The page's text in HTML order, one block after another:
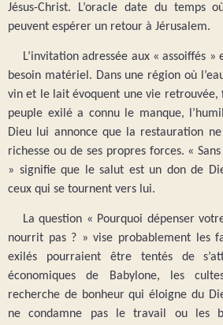
Jésus-Christ. L’oracle date du temps
peuvent espérer un retour à Jérusalem.
L’invitation adressée aux « assoiffés »
besoin matériel. Dans une région où
vin et le lait évoquent une vie retrouvée,
peuple exilé a connu le manque,
Dieu lui annonce que la restauration
richesse ou de ses propres forces. «
» signifie que le salut est un don de
ceux qui se tournent vers lui.
La question « Pourquoi dépenser
nourrit pas ? » vise probablement les
exilés pourraient être tentés de
économiques de Babylone, les
recherche de bonheur qui éloigne du
ne condamne pas le travail ou les